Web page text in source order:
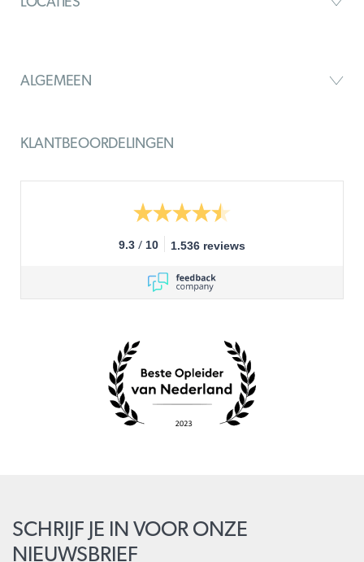
ALGEMEEN
KLANTBEOORDELINGEN
9.3 / 10 1.536 reviews
SCHRIJF JE IN VOOR ONZE
NIEUWSBRIEF